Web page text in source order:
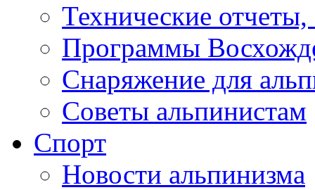
Технические
Программы
Снаряжение для
Советы альпинистам
Спорт
Новости альпинизма